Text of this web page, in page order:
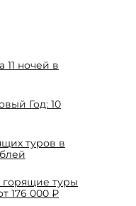
ночей в
Год: 10
туров в
горящие туры
176 000 ₽